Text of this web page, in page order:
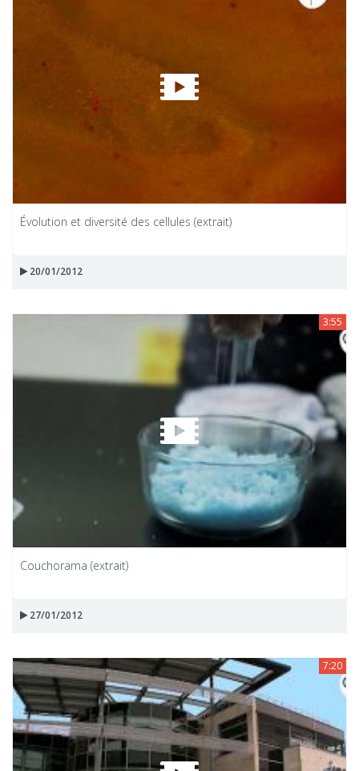
Évolution et diversité des cellules (extrait)
20/01/2012
3:55
Couchorama (extrait)
27/01/2012
7:20